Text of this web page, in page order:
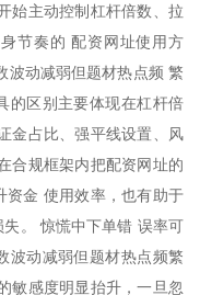
始主动控制杠杆倍数、拉
节奏的 配资网址使用方
波动减弱但题材热点频 繁
的区别主要体现在杠杆倍
金占比、强平线设置、风
合规框架内把配资网址的
资金 使用效率，也有助于
。 惊慌中下单错 误率可
波动减弱但题材热点频繁
敏感度明显抬升，一旦忽